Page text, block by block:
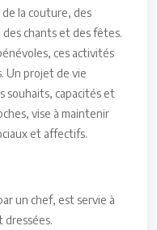
la couture, des
chants et des fêtes.
ces activités
Un projet de vie
souhaits, capacités et
vise à maintenir
et affectifs.
un chef, est servie à
dressées.